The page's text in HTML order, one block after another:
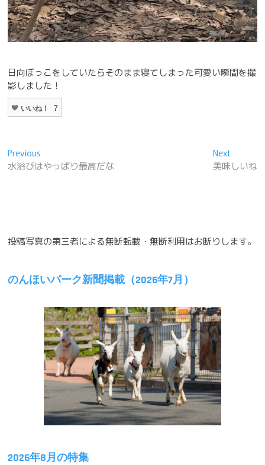
日向ぼっこをしていたらそのまま寝てしまった可愛い瞬間を撮
影しました！
いいね！ 7
投
稿
ー
ョ
Previous
post:
水浴びはやっぱり最高だな
NextNext
post:
美味しいね
投稿写真の第三者による無断転載・無断利用はお断りします。
のんほいパーク新聞掲載（2026年7月）
2026年8月の特集